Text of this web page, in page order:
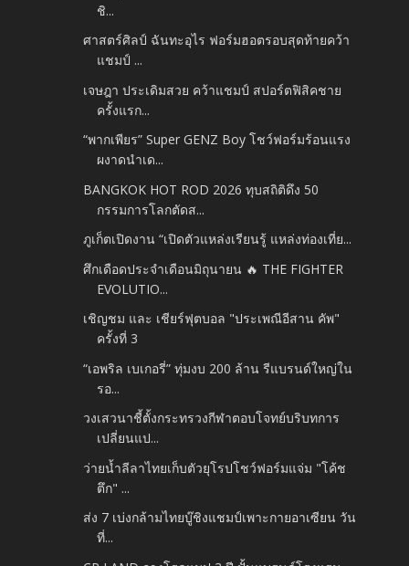
ชิ...
ศาสตร์ศิลป์ ฉันทะอุไร ฟอร์มฮอตรอบสุดท้ายคว้า
แชมป์ ...
เจษฎา ประเดิมสวย คว้าแชมป์ สปอร์ตฟิสิคชาย
ครั้งแรก...
“พากเพียร” Super GENZ Boy โชว์ฟอร์มร้อนแรง
ผงาดนำเด...
BANGKOK HOT ROD 2026 ทุบสถิติดึง 50
กรรมการโลกตัดส...
ภูเก็ตเปิดงาน “เปิดตัวแหล่งเรียนรู้ แหล่งท่องเที่ย...
ศึกเดือดประจำเดือนมิถุนายน 🔥 THE FIGHTER
EVOLUTIO...
เชิญชม และ เชียร์ฟุตบอล "ประเพณีอีสาน คัพ"
ครั้งที่ 3
“เอพริล เบเกอรี่” ทุ่มงบ 200 ล้าน รีแบรนด์ใหญ่ใน
รอ...
วงเสวนาชี้ตั้งกระทรวงกีฬาตอบโจทย์บริบทการ
เปลี่ยนแป...
ว่ายน้ำลีลาไทยเก็บตัวยุโรปโชว์ฟอร์มแจ่ม "โค้ช
ตึก" ...
ส่ง 7 เบ่งกล้ามไทยบู๊ชิงแชมป์เพาะกายอาเซียน วัน
ที่...